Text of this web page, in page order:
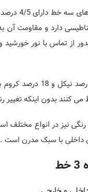
سری
از تماس با نور خورشید
کنند بدون اینکه تغییر
نیز در انواع
داخلی با سبک مدرن است .